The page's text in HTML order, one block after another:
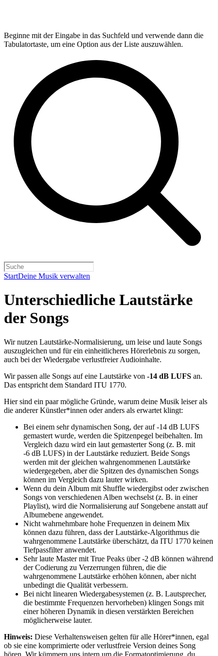
Beginne mit der Eingabe in das Suchfeld und verwende dann die
Tabulatortaste, um eine Option aus der Liste auszuwählen.
StartDeine Musik verwalten
Unterschiedliche Lautstärke
der Songs
Wir nutzen Lautstärke-Normalisierung, um leise und laute Songs
auszugleichen und für ein einheitlicheres Hörerlebnis zu sorgen,
auch bei der Wiedergabe verlustfreier Audioinhalte.
Wir passen alle Songs auf eine Lautstärke von -14 dB LUFS an.
Das entspricht dem Standard ITU 1770.
Hier sind ein paar mögliche Gründe, warum deine Musik leiser als
die anderer Künstler*innen oder anders als erwartet klingt:
Bei einem sehr dynamischen Song, der auf -14 dB LUFS
gemastert wurde, werden die Spitzenpegel beibehalten. Im
Vergleich dazu wird ein laut gemasterter Song (z. B. mit
-6 dB LUFS) in der Lautstärke reduziert. Beide Songs
werden mit der gleichen wahrgenommenen Lautstärke
wiedergegeben, aber die Spitzen des dynamischen Songs
können im Vergleich dazu lauter wirken.
Wenn du dein Album mit Shuffle wiedergibst oder zwischen
Songs von verschiedenen Alben wechselst (z. B. in einer
Playlist), wird die Normalisierung auf Songebene anstatt auf
Albumebene angewendet.
Nicht wahrnehmbare hohe Frequenzen in deinem Mix
können dazu führen, dass der Lautstärke-Algorithmus die
wahrgenommene Lautstärke überschätzt, da ITU 1770 keinen
Tiefpassfilter anwendet.
Sehr laute Master mit True Peaks über -2 dB können während
der Codierung zu Verzerrungen führen, die die
wahrgenommene Lautstärke erhöhen können, aber nicht
unbedingt die Qualität verbessern.
Bei nicht linearen Wiedergabesystemen (z. B. Lautsprecher,
die bestimmte Frequenzen hervorheben) klingen Songs mit
einer höheren Dynamik in diesen verstärkten Bereichen
möglicherweise lauter.
Hinweis: Diese Verhaltensweisen gelten für alle Hörer*innen, egal
ob sie eine komprimierte oder verlustfreie Version deines Song
hören. Wir kümmern uns intern um die Formatoptimierung, du